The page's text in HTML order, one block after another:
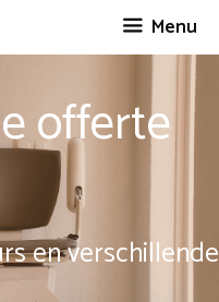
Menu
offerte
en verschillende